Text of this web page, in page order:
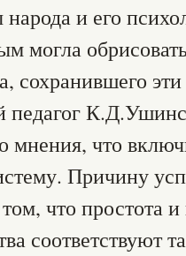
и его
могла
сохранившего
педагог
мнения, что
Причину
что простота и
соответствуют